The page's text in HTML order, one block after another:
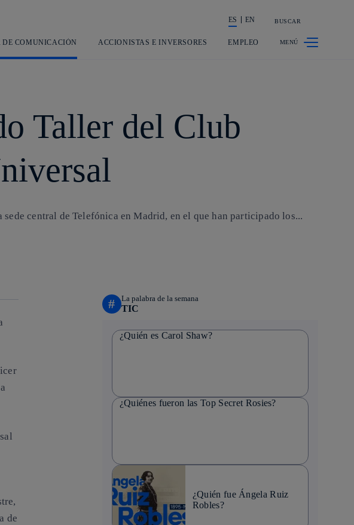
La acción en accionistas e inversores
ES EN BUSCAR
DE COMUNICACIÓN ACCIONISTAS E INVERSORES EMPLEO
Taller del Club
central de Telefónica en Madrid, en el que han participado los...
de
# La palabra de la semana
TIC
¿Quién es Carol Shaw?
¿Quiénes fueron las Top Secret Rosies?
¿Quién fue Ángela Ruiz
Robles?